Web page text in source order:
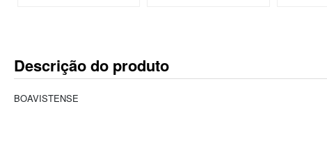
Descrição do produto
BOAVISTENSE